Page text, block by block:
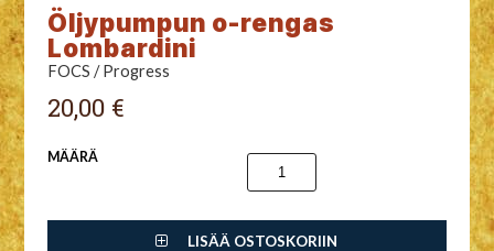
Öljypumpun o-rengas
Lombardini
FOCS / Progress
20,00 €
MÄÄRÄ
LISÄÄ OSTOSKORIIN